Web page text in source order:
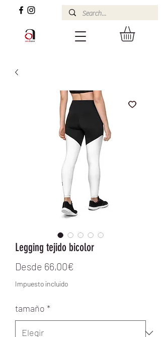
Legging tejido bicolor
Desde 66,00€
Impuesto incluido
tamaño *